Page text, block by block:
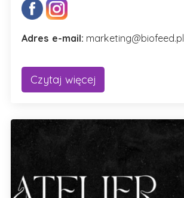
Adres e-mail: marketing@biofeed.pl
Czytaj więcej